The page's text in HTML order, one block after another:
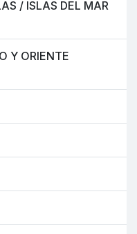
/ ISLAS DEL MAR
Y ORIENTE